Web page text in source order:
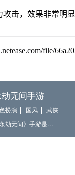
击，效果非常明显